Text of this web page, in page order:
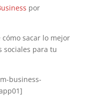
por
sacar lo mejor
sociales para tu
business-